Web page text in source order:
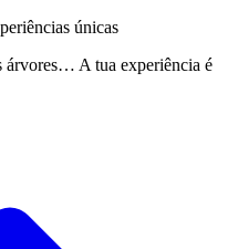
únicas
árvores… A tua experiência é